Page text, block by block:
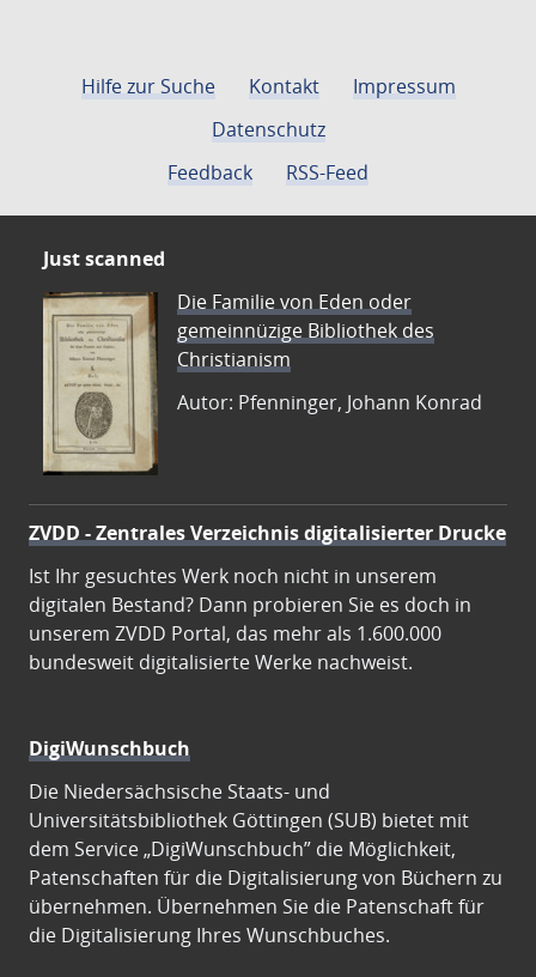
Hilfe zur Suche Kontakt
Impressum
Datenschutz
Feedback
RSS-Feed
Just scanned
Die Familie von Eden oder
gemeinnüzige Bibliothek des
Christianism
Autor: Pfenninger, Johann Konrad
ZVDD - Zentrales Verzeichnis digitalisierter Drucke
Ist Ihr gesuchtes Werk noch nicht in unserem
digitalen Bestand? Dann probieren Sie es doch in
unserem ZVDD Portal, das mehr als 1.600.000
bundesweit digitalisierte Werke nachweist.
DigiWunschbuch
Die Niedersächsische Staats- und
Universitätsbibliothek Göttingen (SUB) bietet mit
dem Service „DigiWunschbuch” die Möglichkeit,
Patenschaften für die Digitalisierung von Büchern zu
übernehmen. Übernehmen Sie die Patenschaft für
die Digitalisierung Ihres Wunschbuches.